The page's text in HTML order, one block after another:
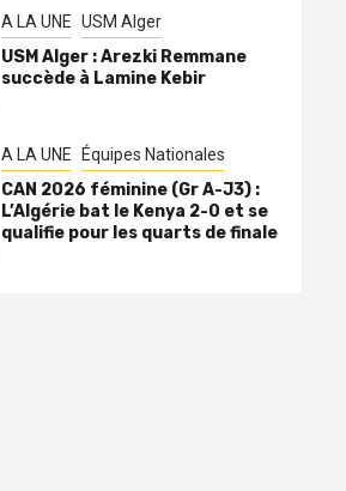
A LA UNE USM Alger
USM Alger : Arezki Remmane
succède à Lamine Kebir
A LA UNE Équipes Nationales
CAN 2026 féminine (Gr A-J3) :
L’Algérie bat le Kenya 2-0 et se
qualifie pour les quarts de finale